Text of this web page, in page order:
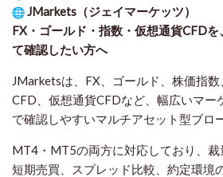
JMarkets（ジェイマーケッツ）
FX・ゴールド・指数・仮想通貨CFDを
て確認したい方へ
JMarketsは、FX、ゴールド、株価指
CFD、仮想通貨CFDなど、幅広いマー
で確認しやすいマルチアセット型ブロ
MT4・MT5の両方に対応しており、裁
短期売買、スプレッド比較、約定環境